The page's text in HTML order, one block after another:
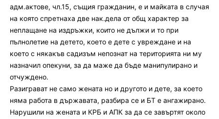
адм.актове, чл.15, същия гражданин, е и майката в случая
на която спретнаха две нак.дела от общ характер за
неплащане на издръжки, които не дължи и то при
пълнолетие на детето, което е дете с увреждане и на
което с някакъв садизъм непознат на територията ни му
назначил опекуни, за да маже да бъде манипулирано и
отчуждено.
Разиграват не само жената но и другото и дете, за което
няма работа в държавата, разбира се и БТ е ангажирано.
Нарушили на жената и КРБ и АПК за да се завъртят около